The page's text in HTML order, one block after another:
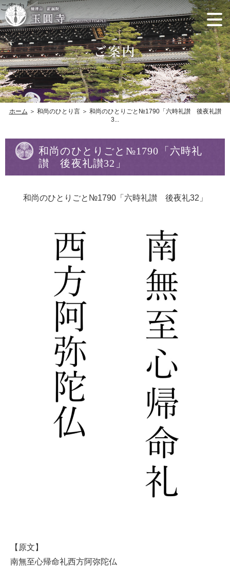
ご案内
ホーム ＞ 和尚のひとり言 ＞ 和尚のひとりごと№1790「六時礼讃 後夜礼讃
3...
和尚のひとりごと№1790「六時礼
讃 後夜礼讃32」
和尚のひとりごと№1790「六時礼讃 後夜礼32」
【原文】
南無至心帰命礼西方阿弥陀仏